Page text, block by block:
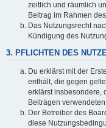
zeitlich und räumlich
Beitrag im Rahmen
Das Nutzungsrecht
Kündigung des
3. PFLICHTEN DES
Du erklärst mit der
enthält, die gegen
erklärst insbesondere,
Beiträgen
Der Betreiber des
diese